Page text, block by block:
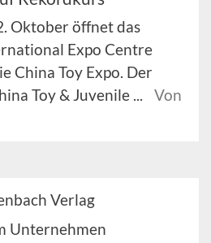
Oktober öffnet das
Expo Centre
China Toy Expo. Der
Toy & Juvenile ...
Von
Verlag
Unternehmen